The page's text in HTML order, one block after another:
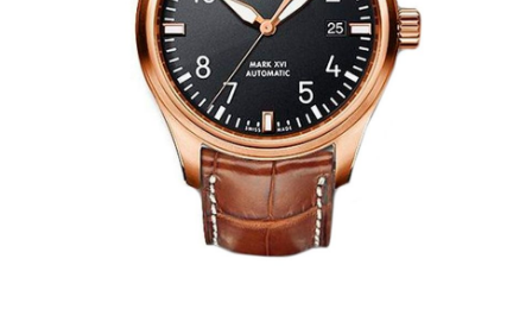
Ремешки для часов Parmigiani
Ремешки для часов Piaget
Ремешки для часов Pierre Kunz
Ремешки для часов Roger Dubuis
Ремешки для часов Rolex
Ремешки для часов Tag Heuer